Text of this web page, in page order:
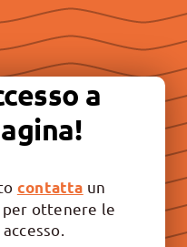
a
contatta un
ottenere le
per
la
dei valori
Famiglia e